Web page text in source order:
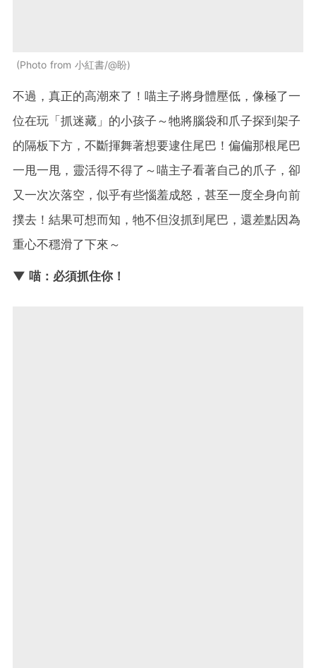
Photo from 小紅書/@盼
不過，真正的高潮來了！喵主子將身體壓低，像極了一
位在玩「抓迷藏」的小孩子～牠將腦袋和爪子探到架子
的隔板下方，不斷揮舞著想要逮住尾巴！偏偏那根尾巴
一甩一甩，靈活得不得了～喵主子看著自己的爪子，卻
又一次次落空，似乎有些惱羞成怒，甚至一度全身向前
撲去！結果可想而知，牠不但沒抓到尾巴，還差點因為
重心不穩滑了下來～
▼ 喵：必須抓住你！